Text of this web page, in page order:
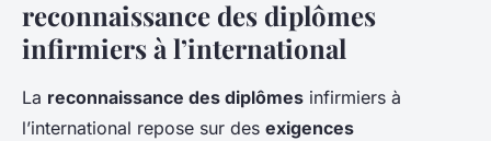
reconnaissance des diplômes
infirmiers à l’international
La reconnaissance des diplômes infirmiers à
l’international repose sur des exigences